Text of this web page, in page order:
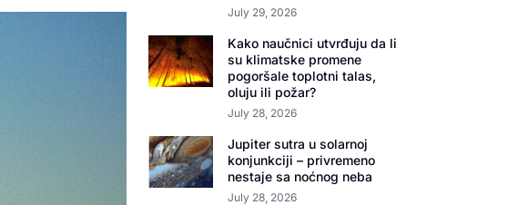
July 29, 2026
Kako naučnici utvrđuju da li
su klimatske promene
pogoršale toplotni talas,
oluju ili požar?
July 28, 2026
Jupiter sutra u solarnoj
konjunkciji – privremeno
nestaje sa noćnog neba
July 28, 2026